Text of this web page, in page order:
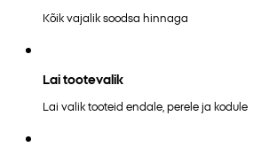
Kõik vajalik soodsa hinnaga
Lai tootevalik
Lai valik tooteid endale, perele ja kodule